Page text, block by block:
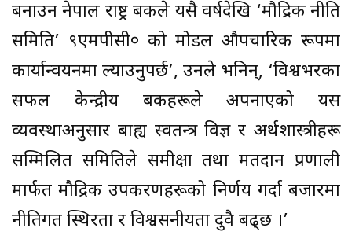
बनाउन नेपाल राष्ट्र बैंकले यसै वर्षदेखि ‘मौद्रिक नीति
समिति’ ९एमपीसी० को मोडल औपचारिक रूपमा
कार्यान्वयनमा ल्याउनुपर्छ’, उनले भनिन्, ‘विश्वभरका
सफल केन्द्रीय बैंकहरूले अपनाएको यस
व्यवस्थाअनुसार बाह्य स्वतन्त्र विज्ञ र अर्थशास्त्रीहरू
सम्मिलित समितिले समीक्षा तथा मतदान प्रणाली
मार्फत मौद्रिक उपकरणहरूको निर्णय गर्दा बजारमा
नीतिगत स्थिरता र विश्वसनीयता दुवै बढ्छ ।’